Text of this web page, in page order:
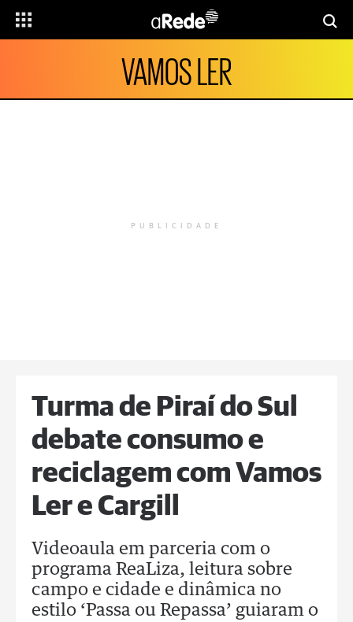
VAMOS LER
PUBLICIDADE
Turma de Piraí do Sul
debate consumo e
reciclagem com Vamos
Ler e Cargill
Videoaula em parceria com o
programa ReaLiza, leitura sobre
campo e cidade e dinâmica no
estilo ‘Passa ou Repassa’ guiaram o